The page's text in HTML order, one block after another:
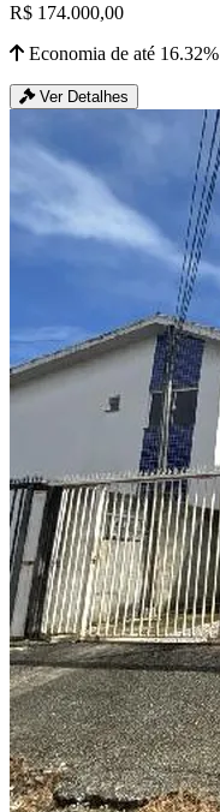
R$ 174.000,00
Economia de até 16.32%
Ver Detalhes